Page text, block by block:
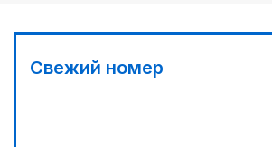
Свежий номер